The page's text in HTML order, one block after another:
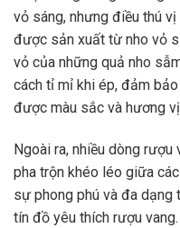
vỏ sáng, nhưng điều thú
được sản xuất từ nho vỏ
vỏ của những quả nho
cách tỉ mỉ khi ép, đảm
được màu sắc và hương
Ngoài ra, nhiều dòng
pha trộn khéo léo giữa
sự phong phú và đa dạng
tín đồ yêu thích rượu